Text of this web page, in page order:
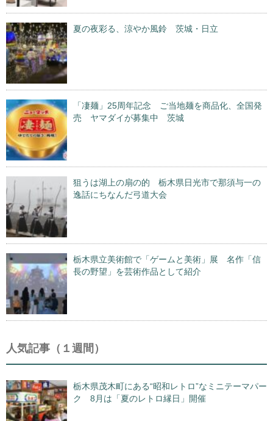
夏の夜彩る、涼やか風鈴 茨城・日立
「凄麺」25周年記念 ご当地麺を商品化、全国発
売 ヤマダイが募集中 茨城
狙うは湖上の扇の的 栃木県日光市で那須与一の
逸話にちなんだ弓道大会
栃木県立美術館で「ゲームと美術」展 名作「信
長の野望」を芸術作品として紹介
人気記事（１週間）
栃木県茂木町にある“昭和レトロ”なミニテーマパー
ク 8月は「夏のレトロ縁日」開催